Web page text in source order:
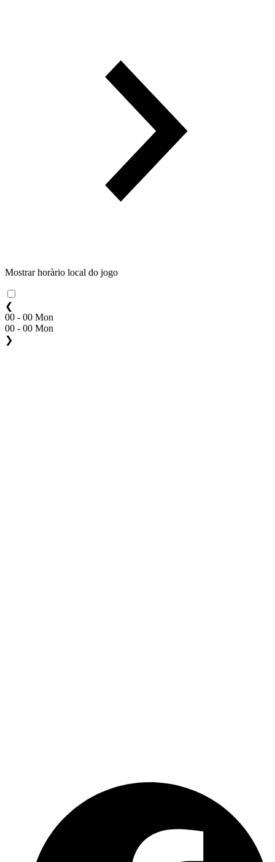
Mostrar horàrio local do jogo
❮
00 - 00 Mon
00 - 00 Mon
❯